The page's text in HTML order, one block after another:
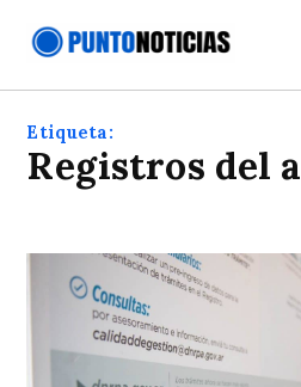
Etiqueta:
registros del